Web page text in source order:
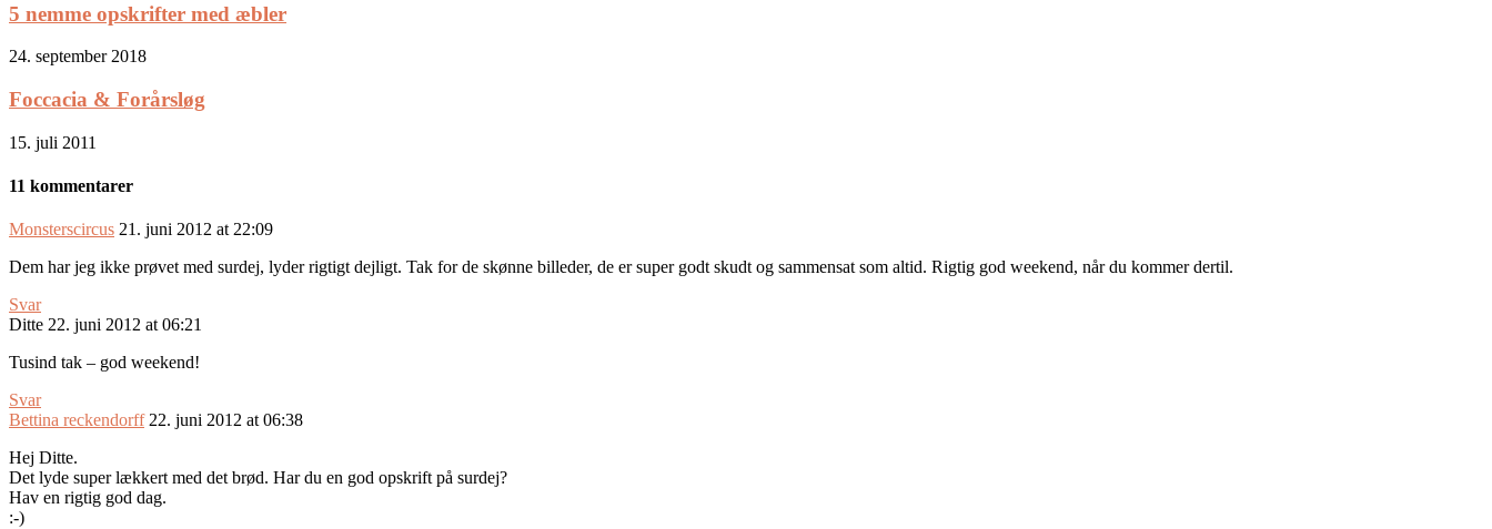
5 nemme opskrifter med æbler
24. september 2018
Foccacia & Forårsløg
15. juli 2011
11 kommentarer
Monsterscircus 21. juni 2012 at 22:09
Dem har jeg ikke prøvet med surdej, lyder rigtigt dejligt. Tak for de skønne billeder, de er super godt skudt og sammensat som altid. Rigtig god weekend, når du kommer dertil.
Svar
Ditte 22. juni 2012 at 06:21
Tusind tak – god weekend!
Svar
Bettina reckendorff 22. juni 2012 at 06:38
Hej Ditte.
Det lyde super lækkert med det brød. Har du en god opskrift på surdej?
Hav en rigtig god dag.
:-)